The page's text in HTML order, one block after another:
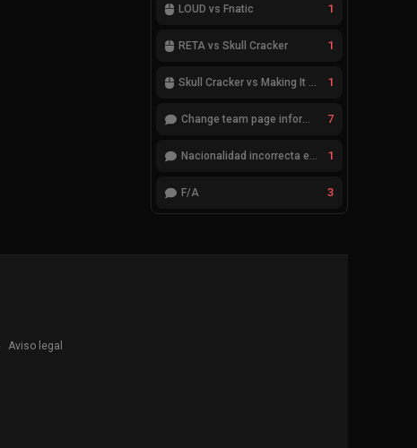
LOUD vs Fnatic 1
RETA vs Skull Cracker 1
Skull Cracker vs Making It Look Easy 1
Change team page information 7
Nacionalidad incorrecta en el jugador cheatcode 1
F/A 3
Aviso legal